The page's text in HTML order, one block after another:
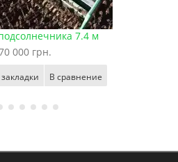
7.4 м
000 грн.
В сравнение